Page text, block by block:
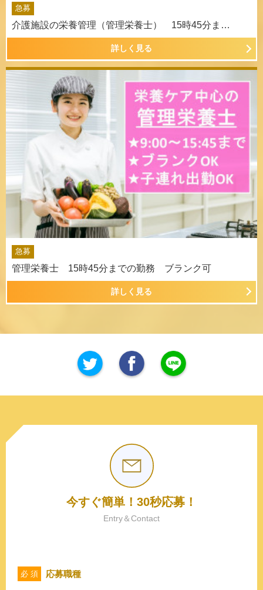
急募
介護施設の栄養管理（管理栄養士） 15時45分ま…
詳しく見る
急募
管理栄養士 15時45分までの勤務 ブランク可
詳しく見る
今すぐ簡単！30秒応募！
Entry＆Contact
必 須 応募職種